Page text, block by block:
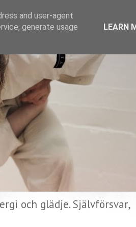
och glädje. Självförsvar,
and user-agent
generate usage
LEARN